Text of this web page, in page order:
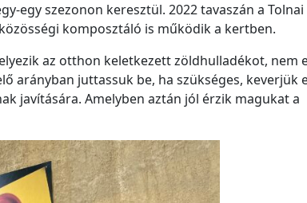
egy szezonon keresztül. 2022 tavaszán a
komposztáló is működik a kertben.
az otthon keletkezett zöldhulladékot, nem
arányban juttassuk be, ha szükséges, keverjük
javítására. Amelyben aztán jól érzik magukat a